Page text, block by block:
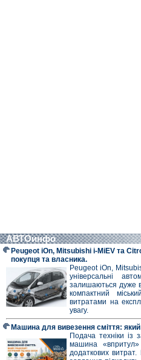
АВТОинфо
Peugeot iOn, Mitsubishi i-MiEV та
покупця та власника.
Peugeot iOn,
універсальні
залишаються дуже
компактний
витратами на
увагу.
Машина для вивезення сміття: який
Подача техніки із
машина
додаткових